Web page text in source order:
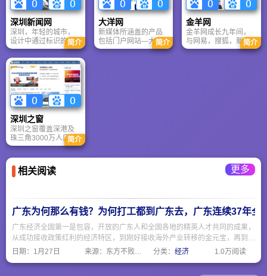
流动党员等兼具市场
化服务和公益型服务
职能的华南地区知
名、全国具有一定影
响力的大型人才服务
专业机构。
广播电视台广播与电
视资源优势，发布东
莞地区新闻资讯更快
更新，专享视（音）
频直播与点播东莞广
播电视台广播、电视
节目。
提供事实，还提供对
事实的分析与解读，
能看明白一切；网络
视觉合乎人性，追求
愉悦舒适，能够轻松
地看到一切；不仅可
品牌价值高度20亿
元，多次获得国内外
传媒大奖，是中国公
信力最强的综合性周
报。
深圳新闻网
深圳，年轻的城市，
设计中通过标识的独
特性，来塑造这个城
市的独特气质。标识
除了能够将新媒体这
一概念体现出来外，
也将深圳这座城市的
地域特点以及人文文
化呈现出来；标识整
体造型及色彩给人以
年轻、活力、变化、
国际感；标志图形以
深圳市花“勒杜鹃”为视
觉载体，由三个旋转
的叶片拼联而成，意
喻深圳的多元文化与
网络世界的信息交
简介
大洋网
新媒体所涵盖的产品
包括门户网站—大洋
网，多媒体数字报
简介
金羊网
金羊网成长九年间，
与网易，搜狐，新
浪，腾讯，雅虎等全
简介
深圳之窗
深圳之窗覆盖深港及
珠三角3000万人口、
辐射东南沿海周边1亿
人群、影响国内外3亿
网民，以服务珠三角
尤其是深圳地区用户
媒体。一直以来，深
圳之窗以其优质的服
务和领先的技术，深
受广大网民的欢迎和
赞誉。
简介
相关阅读 更多
广东为何那么有钱？为何打工都到广东去，广东连续37年全
广东经济全国第一是包容，开放的广东人和全国各地的精英人才共同的成果，
从成功接收政策红利的经济特区，到刚好接收海外产业转移的金元宝，再到产
业升级的高科技产业，广东勇冠三军，当仁不让。广东人的包容开放是接纳外
日期： 1月27日 来源：东方不败网址大全 分类：经济 1.0万阅读